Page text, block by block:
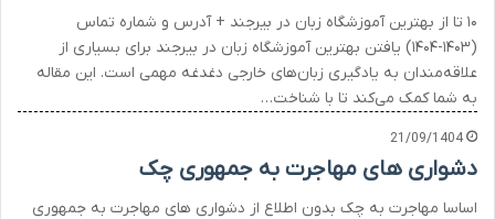
۱۰ تا از بهترین آموزشگاه زبان در بیرجند + آدرس و شماره تماس
(۱۴۰۳-۱۴۰۴) یافتن بهترین آموزشگاه زبان در بیرجند برای بسیاری از
علاقه‌مندان به یادگیری زبان‌های خارجی دغدغه مهمی است. این مقاله
به شما کمک می‌کند تا با شناخت…
21/09/1404
دشواری های مهاجرت به جمهوری چک
اساسا مهاجرت به چک بدون اطلاع از دشواری های مهاجرت به جمهوری